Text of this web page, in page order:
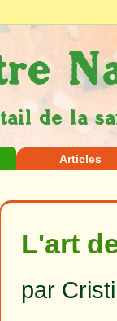
Articles
L'art
par